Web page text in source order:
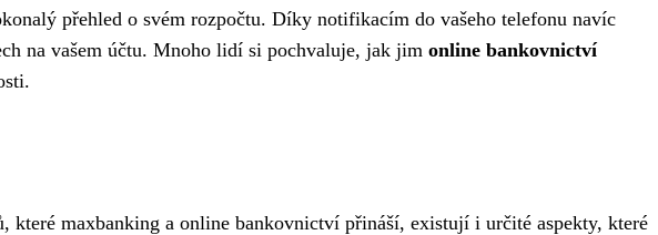
přehled o svém rozpočtu. Díky notifikacím do vašeho telefonu navíc
na vašem účtu. Mnoho lidí si pochvaluje, jak jim online bankovnictví
které maxbanking a online bankovnictví přináší, existují i ​​určité aspekty, které